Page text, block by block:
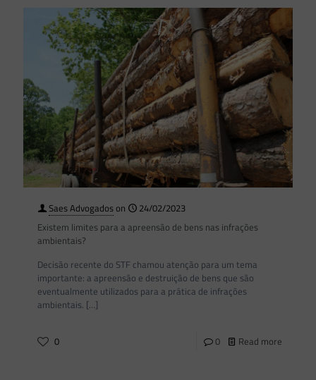
Saes Advogadoson
24/02/2023
Existem limites para a apreensão de bens nas infrações
ambientais?
Decisão recente do STF chamou atenção para um tema
importante: a apreensão e destruição de bens que são
eventualmente utilizados para a prática de infrações
ambientais. […]
0 0 Read more